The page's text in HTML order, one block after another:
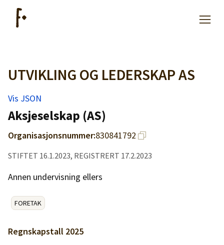
Artikler
Hjelp
Kjøpe lister
Priser
Logg inn
UTVIKLING OG LEDERSKAP AS
Vis JSON
Aksjeselskap (AS)
Organisasjonsnummer:830841792
STIFTET 16.1.2023, REGISTRERT 17.2.2023
Annen undervisning ellers
FORETAK
Regnskapstall 2025